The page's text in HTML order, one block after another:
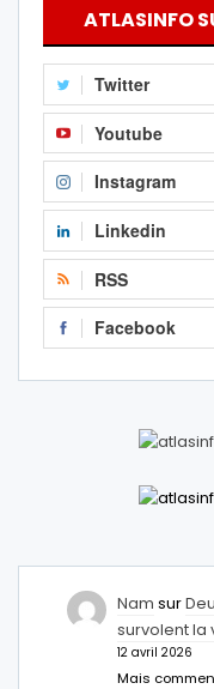
ATLASINFO
Twitter
Youtube
Instagram
Linkedin
RSS
Facebook
Nam sur
survolent la
12 avril 2026
Mais